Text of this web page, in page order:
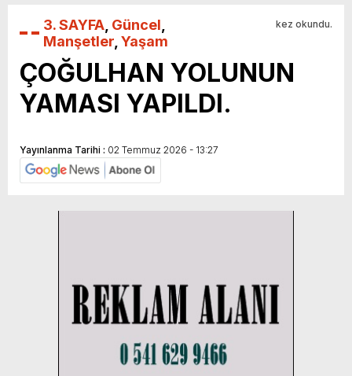
3. SAYFA Güncel
Manşetler Yaşam
kez okundu.
ÇOĞULHAN YOLUNUN
YAMASI YAPILDI.
Yayınlanma Tarihi : 02 Temmuz 2026 - 13:27